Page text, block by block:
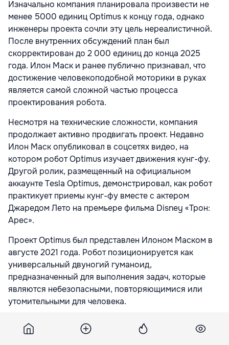
Изначально компания планировала произвести не
менее 5000 единиц Optimus к концу года, однако
инженеры проекта сочли эту цель нереалистичной.
После внутренних обсуждений план был
скорректирован до 2 000 единиц до конца 2025
года. Илон Маск и ранее публично признавал, что
достижение человекоподобной моторики в руках
является самой сложной частью процесса
проектирования робота.
Несмотря на технические сложности, компания
продолжает активно продвигать проект. Недавно
Илон Маск опубликовал в соцсетях видео, на
котором робот Optimus изучает движения кунг-фу.
Другой ролик, размещенный на официальном
аккаунте Tesla Optimus, демонстрировал, как робот
практикует приемы кунг-фу вместе с актером
Джаредом Лето на премьере фильма Disney «Трон:
Арес».
Проект Optimus был представлен Илоном Маском в
августе 2021 года. Робот позиционируется как
универсальный двуногий гуманоид,
предназначенный для выполнения задач, которые
являются небезопасными, повторяющимися или
утомительными для человека.
Ранее один из бывших руководителей проекта
публично высказал мнение, что роботы вроде